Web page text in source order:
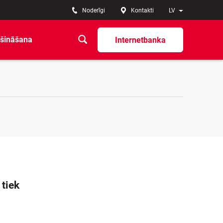
LV
Noderīgi Kontakti
Internetbanka
tiek